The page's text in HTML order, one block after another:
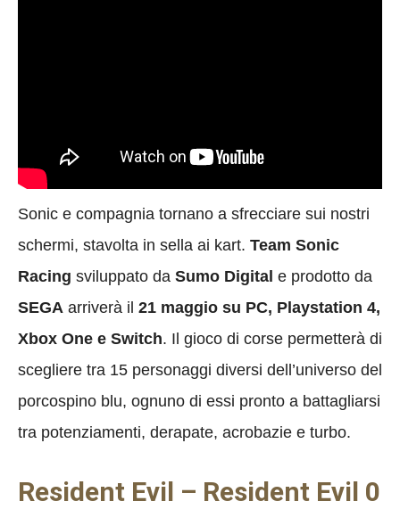
Sonic e compagnia tornano a sfrecciare sui nostri
schermi, stavolta in sella ai kart. Team Sonic
Racing sviluppato da Sumo Digital e prodotto da
SEGA arriverà il 21 maggio su PC, Playstation 4,
Xbox One e Switch. Il gioco di corse permetterà di
scegliere tra 15 personaggi diversi dell’universo del
porcospino blu, ognuno di essi pronto a battagliarsi
tra potenziamenti, derapate, acrobazie e turbo.
Resident Evil – Resident Evil 0